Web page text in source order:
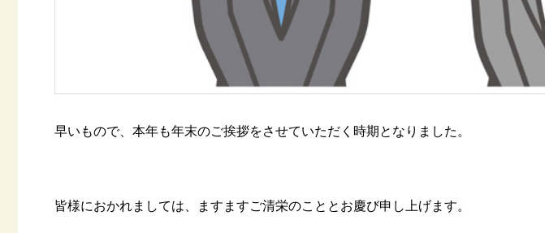
早いもので、本年も年末のご挨拶をさせていただく時期となりました。
皆様におかれましては、ますますご清栄のこととお慶び申し上げます。